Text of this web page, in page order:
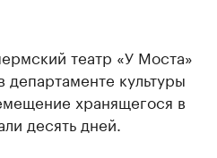
театр «У Моста»
культуры
хранящегося в
десять дней.